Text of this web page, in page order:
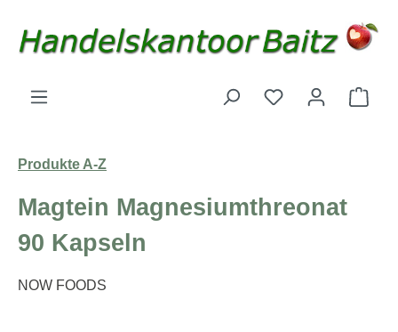
Du hast 0
Produkte A-Z
Magtein Magnesiumthreonat
90 Kapseln
NOW FOODS